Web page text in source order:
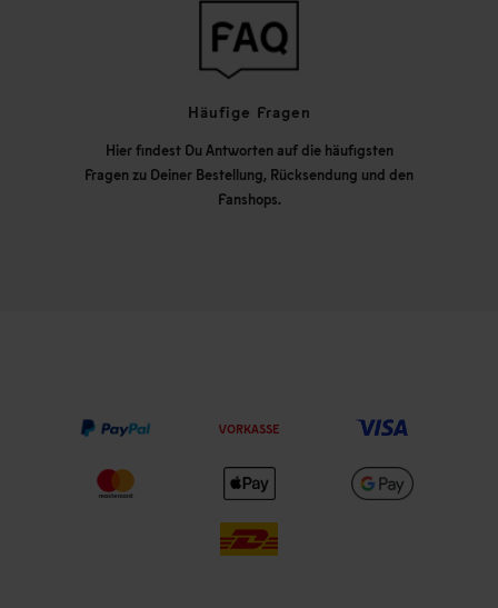
Häufige Fragen
Hier findest Du Antworten auf die häufigsten
Fragen zu Deiner Bestellung, Rücksendung und den
Fanshops.
VORKASSE